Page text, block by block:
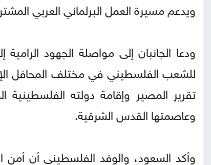
ويدعم مسيرة العمل البرلماني العربي
ودعا الجانبان إلى مواصلة الجهود
للشعب الفلسطيني في مختلف المحافل
وعاصمتها القدس الشرقية.
وأكد السعود، والوفد الفلسطيني أن أمن